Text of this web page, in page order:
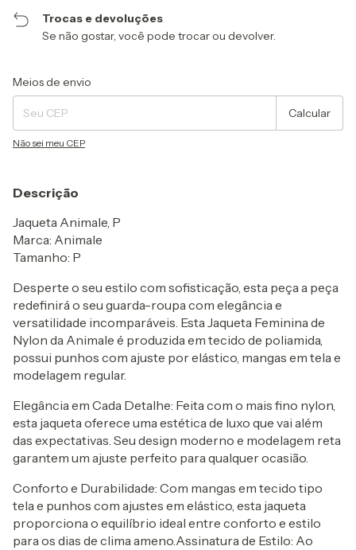
Trocas e devoluções
Se não gostar, você pode trocar ou devolver.
Entregas para o CEP:
Meios de envio
Calcular
Não sei meu CEP
Descrição
Jaqueta Animale, P
Marca: Animale
Tamanho: P
Desperte o seu estilo com sofisticação, esta peça a peça
redefinirá o seu guarda-roupa com elegância e
versatilidade incomparáveis. Esta Jaqueta Feminina de
Nylon da Animale é produzida em tecido de poliamida,
possui punhos com ajuste por elástico, mangas em tela e
modelagem regular.
Elegância em Cada Detalhe: Feita com o mais fino nylon,
esta jaqueta oferece uma estética de luxo que vai além
das expectativas. Seu design moderno e modelagem reta
garantem um ajuste perfeito para qualquer ocasião.
Conforto e Durabilidade: Com mangas em tecido tipo
tela e punhos com ajustes em elástico, esta jaqueta
proporciona o equilíbrio ideal entre conforto e estilo
para os dias de clima ameno.Assinatura de Estilo: Ao